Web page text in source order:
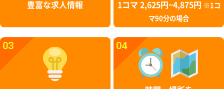
豊富な求人情報
1コマ 2,625円~4,875円
※1コ
マ90分の場合
03 04